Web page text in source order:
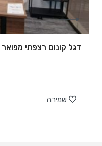
דגל קונוס רצפתי מפואר
שמירה